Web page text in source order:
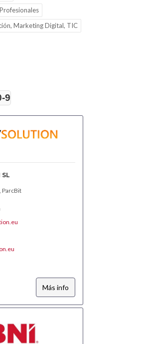
Marketing Digital, TIC
9
SL
ParcBit
Más info